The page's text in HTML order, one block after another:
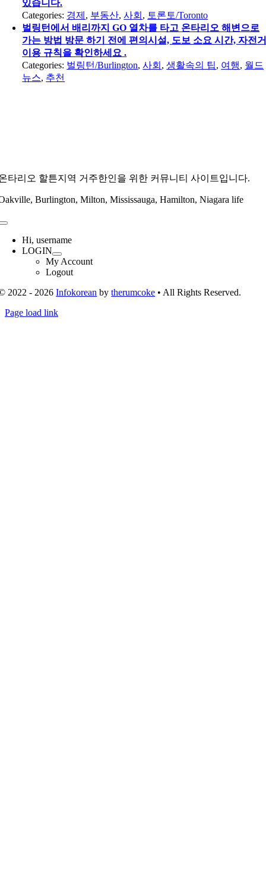
있습니다.
Categories: 경제 , 부동산,사회 , 토론토/Toronto
벌링턴에서 배리까지 GO 열차를 타고 온타리오 해변으로
가는 방법 방문 하기 전에 편의시설, 도보 소요 시간, 자전
이용 규칙을 확인하세요 .
Categories: 벌링턴/Burlington,사회 ,생활속의 팁, 여행, 월드
뉴스, 추천
타리오 할튼지역 거주한인을 위한 커뮤니티 사이트입니다.
Burlington, Milton, Mississauga, Hamilton, Niagara life
Toggle
NavigationHi, username
LOGIN
My Account
Logout
2022 - 2026Infokorean bytherumcoke • All Rights Reserved.
Toggle
Page load link